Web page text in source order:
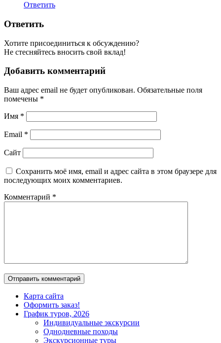
Ответить
Ответить
Хотите присоединиться к обсуждению?
Не стесняйтесь вносить свой вклад!
Добавить комментарий
Ваш адрес email не будет опубликован. Обязательные поля
помечены *
Имя *
Email *
Сайт
Сохранить моё имя, email и адрес сайта в этом браузере для
последующих моих комментариев.
Комментарий *
Карта сайта
Оформить заказ!
График туров, 2026
Индивидуальные экскурсии
Однодневные походы
Экскурсионные туры